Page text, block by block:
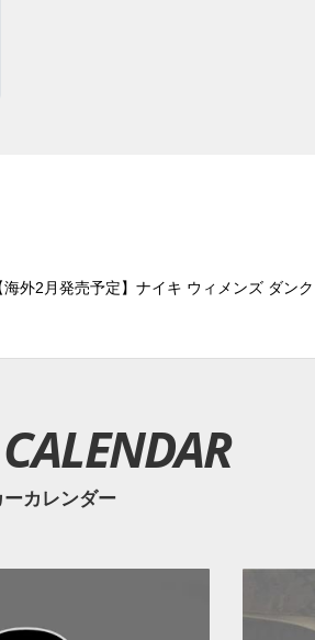
海外2月発売予定】ナイキ ウィメンズ ダン
ーカレンダー